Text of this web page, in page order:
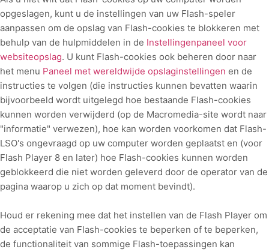
opgeslagen, kunt u de instellingen van uw Flash-speler
aanpassen om de opslag van Flash-cookies te blokkeren met
behulp van de hulpmiddelen in de Instellingenpaneel voor
websiteopslag. U kunt Flash-cookies ook beheren door naar
het menu Paneel met wereldwijde opslaginstellingen en de
instructies te volgen (die instructies kunnen bevatten waarin
bijvoorbeeld wordt uitgelegd hoe bestaande Flash-cookies
kunnen worden verwijderd (op de Macromedia-site wordt naar
"informatie" verwezen), hoe kan worden voorkomen dat Flash-
LSO's ongevraagd op uw computer worden geplaatst en (voor
Flash Player 8 en later) hoe Flash-cookies kunnen worden
geblokkeerd die niet worden geleverd door de operator van de
pagina waarop u zich op dat moment bevindt).
Houd er rekening mee dat het instellen van de Flash Player om
de acceptatie van Flash-cookies te beperken of te beperken,
de functionaliteit van sommige Flash-toepassingen kan